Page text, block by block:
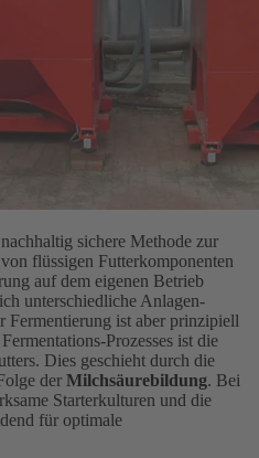
sichere Methode zur
flüssigen Futterkomponenten
auf dem eigenen Betrieb
unterschiedliche Anlagen-
Fermentierung ist aber prinzipiell
Prozesses ist die
Dies geschieht durch die
der Milchsäurebildung. Bei
Starterkulturen und die
für optimale